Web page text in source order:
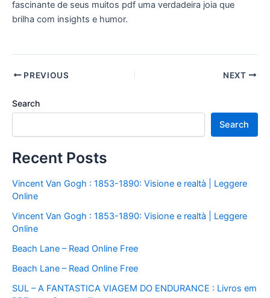
fascinante de seus muitos pdf uma verdadeira joia que
brilha com insights e humor.
PREVIOUS NEXT
Search
Search
Recent Posts
Vincent Van Gogh : 1853-1890: Visione e realtà | Leggere
Online
Vincent Van Gogh : 1853-1890: Visione e realtà | Leggere
Online
Beach Lane – Read Online Free
Beach Lane – Read Online Free
SUL – A FANTASTICA VIAGEM DO ENDURANCE : Livros em